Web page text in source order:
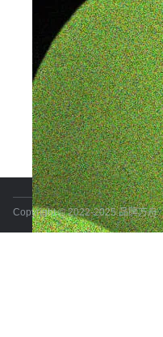
Copyright © 2022-2025 品牌方舟